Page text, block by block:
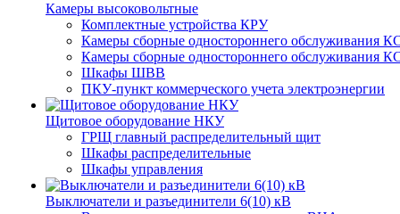
Камеры высоковольтные
Комплектные устройства КРУ
Камеры сборные одностороннего обслуживания
Камеры сборные одностороннего обслуживания
Шкафы ШВВ
ПКУ-пункт коммерческого учета электроэнергии
Щитовое оборудование НКУ
ГРЩ главный распределительный щит
Шкафы распределительные
Шкафы управления
Выключатели и разъединители 6(10) кВ